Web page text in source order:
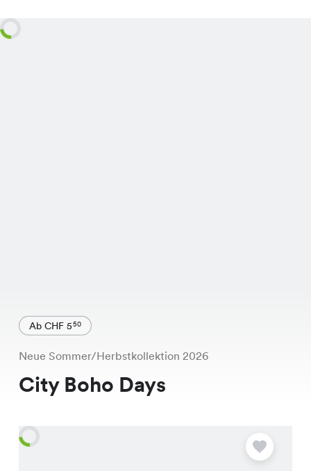
Ab CHF 550
Neue Sommer/Herbstkollektion 2026
City Boho Days